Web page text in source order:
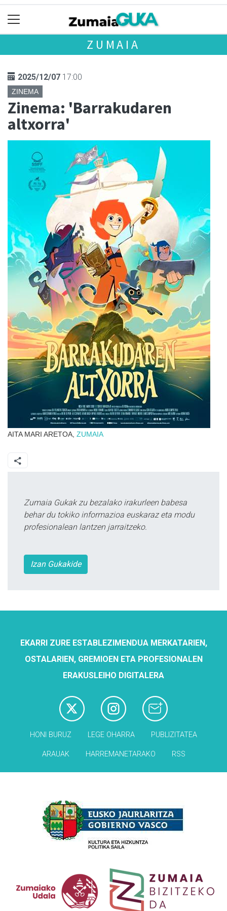
ZUMAIA
2025/12/07 17:00
ZINEMA
Zinema: 'Barrakudaren
altxorra'
AITA MARI ARETOA, ZUMAIA
Zumaia Gukak zu bezalako irakurleen babesa
behar du tokiko informazioa euskaraz eta modu
profesionalean lantzen jarraitzeko.
Izan Gukakide
EKARRI ZURE ESTABLEZIMENDUA MERKATARIEN,
OSTALARIEN, GREMIOEN ETA PROFESIONALEN
ERAKUSLEIHO DIGITALERA
HONI BURUZ LEGE OHARRA PUBLIZITATEA
ARAUAK HARREMANETARAKO RSS